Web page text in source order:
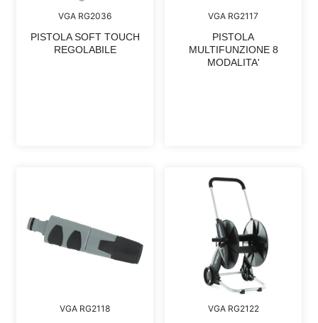
VGA RG2036
PISTOLA SOFT TOUCH
REGOLABILE
VGA RG2117
PISTOLA
MULTIFUNZIONE 8
MODALITA'
VGA RG2118 VGA RG2122